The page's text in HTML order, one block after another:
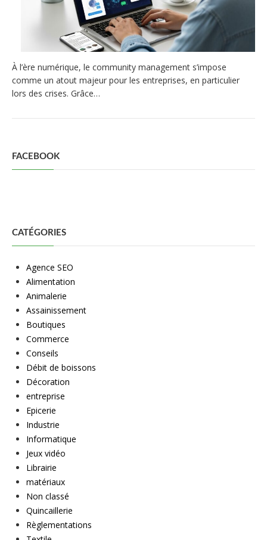
À l’ère numérique, le community management s’impose
comme un atout majeur pour les entreprises, en particulier
lors des crises. Grâce…
FACEBOOK
CATÉGORIES
Agence SEO
Alimentation
Animalerie
Assainissement
Boutiques
Commerce
Conseils
Débit de boissons
Décoration
entreprise
Epicerie
Industrie
Informatique
Jeux vidéo
Librairie
matériaux
Non classé
Quincaillerie
Règlementations